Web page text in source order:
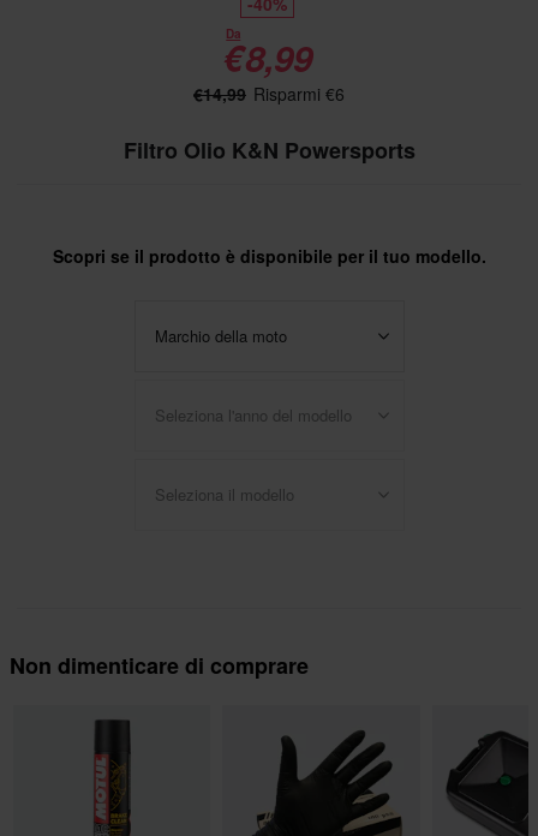
Da
€8,99
€14,99 Risparmi €6
Filtro Olio K&N Powersports
Scopri se il prodotto è disponibile per il tuo modello.
Marchio della moto
Seleziona l'anno del modello
Seleziona il modello
Non dimenticare di comprare